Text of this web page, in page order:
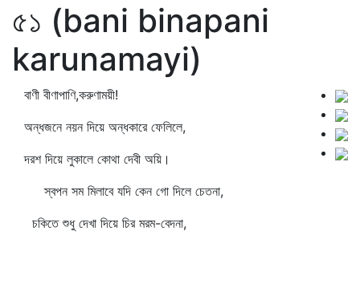
৫১ (bani binapani
karunamayi)
বাণী বীণাপাণি,করুণাময়ী!
অন্ধজনে নয়ন দিয়ে অন্ধকারে ফেলিলে,
দরশ দিয়ে লুকালে কোথা দেবী অয়ি।
স্বপন সম মিলাবে যদি কেন গো দিলে চেতনা,
চকিতে শুধু দেখা দিয়ে চির মরম-বেদনা,